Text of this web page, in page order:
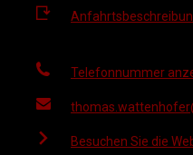
Telefonnummer
Besuchen Sie die